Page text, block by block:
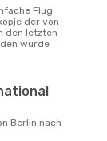
der von
den letzten
wurde